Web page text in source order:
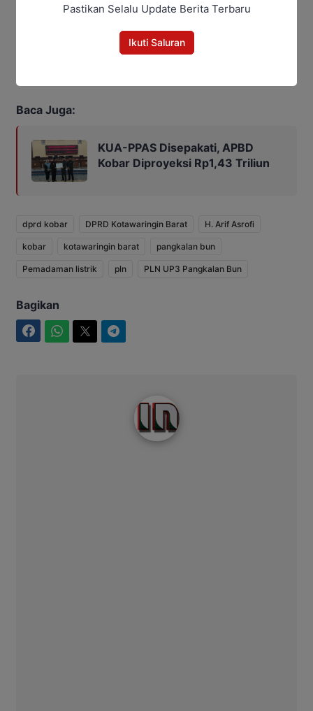
berkepanjangan dan aktivitas ekonomi di Kabupaten
Baca Juga:
KUA-PPAS Disepakati, APBD
Kobar Diproyeksi Rp1,43 Triliun
dprd kobar DPRD Kotawaringin Barat H. Arif Asrofi
kobar kotawaringin barat pangkalan bun
Pemadaman listrik pln PLN UP3 Pangkalan Bun
Bagikan
Pastikan Selalu Update Berita Terbaru
Ikuti Saluran